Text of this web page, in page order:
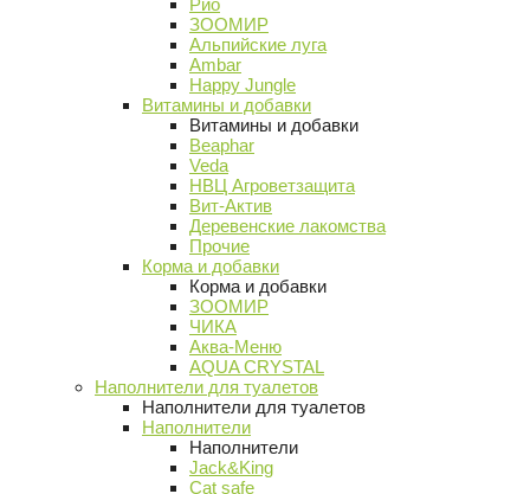
Рио
ЗООМИР
Альпийские луга
Ambar
Happy Jungle
Витамины и добавки
Витамины и добавки
Beaphar
Veda
НВЦ Агроветзащита
Вит-Актив
Деревенские лакомства
Прочие
Корма и добавки
Корма и добавки
ЗООМИР
ЧИКА
Аква-Меню
AQUA CRYSTAL
Наполнители для туалетов
Наполнители для туалетов
Наполнители
Наполнители
Jack&King
Cat safe